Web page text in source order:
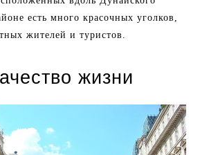
есть много красочных уголков,
жителей и туристов.
жизни